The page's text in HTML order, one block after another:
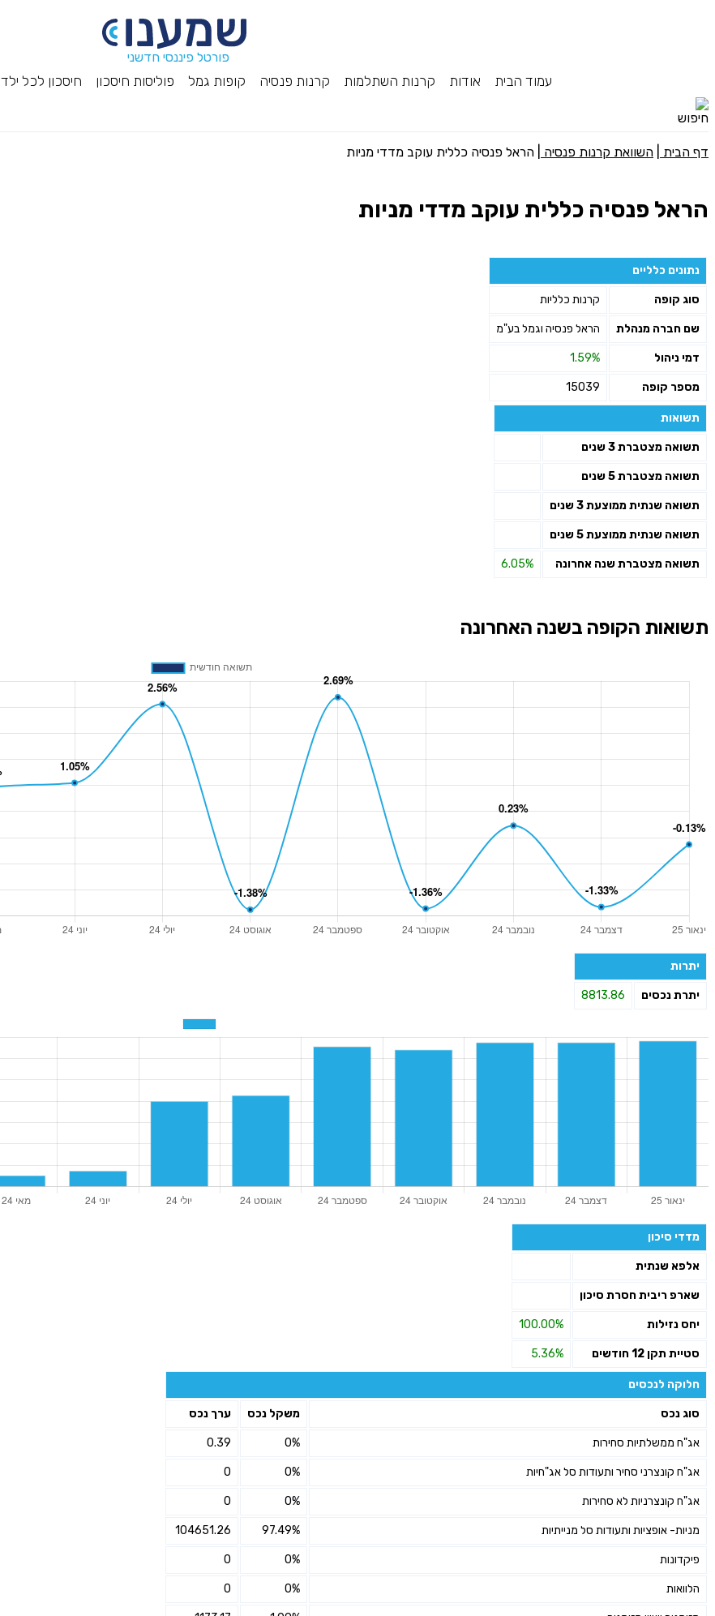
פורטל פיננסי חדשני
עמוד הבית אודות קרנות השתלמות קרנות פנסיה קופות גמל פוליסות חיסכון חיסכון לכל ילד
דף הבית השוואת קרנות פנסיה הראל פנסיה כללית עוקב מדדי מניות
הראל פנסיה כללית עוקב מדדי מניות
נתונים כלליים
סוג קופה קרנות כלליות
שם חברה מנהלת הראל פנסיה וגמל בע"מ
דמי ניהול 1.59%
מספר קופה 15039
תשואות
תשואה מצטברת 3 שנים
תשואה מצטברת 5 שנים
תשואה שנתית ממוצעת 3 שנים
תשואה שנתית ממוצעת 5 שנים
תשואה מצטברת שנה אחרונה 6.05%
תשואות הקופה בשנה האחרונה
יתרות
יתרת נכסים 8813.86
מדדי סיכון
אלפא שנתית
שארפ ריבית חסרת סיכון
יחס נזילות 100.00%
סטיית תקן 12 חודשים 5.36%
חלוקה לנכסים
סוג נכס משקל נכס ערך נכס
אג"ח ממשלתיות סחירות 0%
0.39
אג"ח קונצרני סחיר ותעודות סל אג"חיות 0%
0
אג"ח קונצרניות לא סחירות 0%
0
מניות- אופציות ותעודות סל מנייתיות 97.49%
104651.26
פיקדונות 0%
0
הלוואות 0%
0
הצטרפו להראל פנסיה כללית עוקב מדדי מניות
התשואה והוזלת דמי הניהול
עם מתכנן פיננסי, השאירו פרטים:
שם מלא